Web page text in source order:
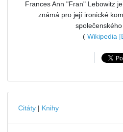
Frances Ann "Fran" Lebowitz
známá pro její ironické
společenského
( Wikipedia
Citáty | Knihy